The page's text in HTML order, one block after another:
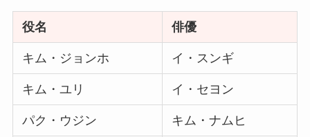
役名 俳優
キム・ジョンホ イ・スンギ
キム・ユリ イ・セヨン
パク・ウジン キム・ナムヒ